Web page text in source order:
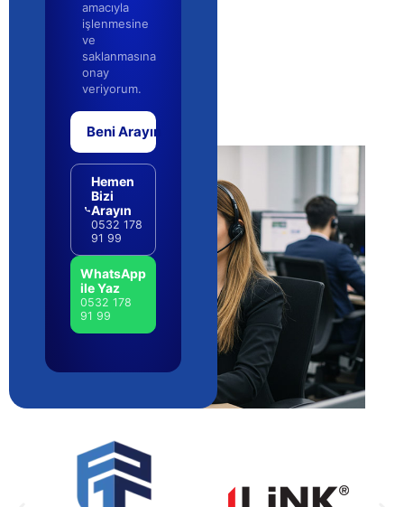
amacıyla
işlenmesine
ve
saklanmasına
onay
veriyorum.
Beni Arayın
Hemen
Bizi
Arayın
0532 178
91 99
WhatsApp
ile Yaz
0532 178
91 99